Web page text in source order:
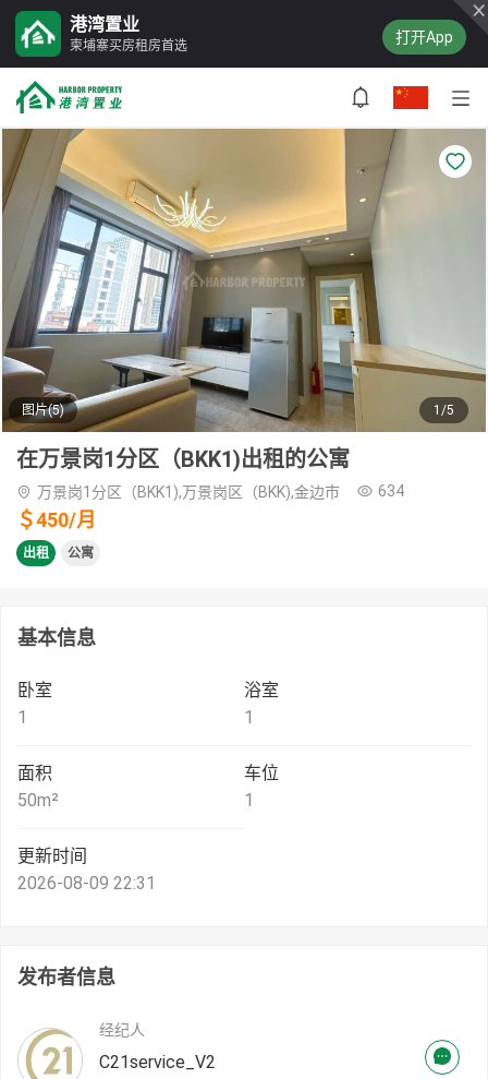
港湾置业
柬埔寨买房租房首选 打开App
图片(5) 1/5
在万景岗1分区（BKK1)出租的公寓
万景岗1分区（BKK1),万景岗区（BKK),金边市 634
＄450/月
出租 公寓
基本信息
卧室
1
浴室
1
面积
50m²
车位
1
更新时间
2026-08-09 22:31
发布者信息
经纪人
C21service_V2